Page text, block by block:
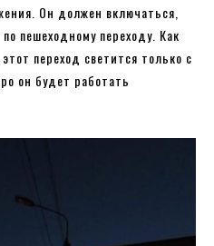
Он должен включаться,
пешеходному переходу. Как
переход светится только с
он будет работать